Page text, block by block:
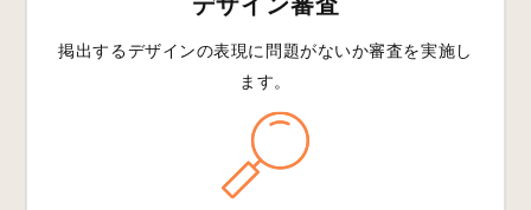
掲出するデザインの表現に問題がないか審査を実施し
ます。